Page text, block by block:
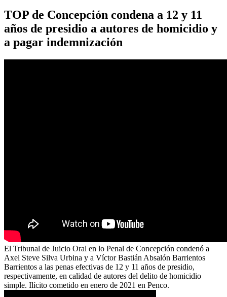
TOP de Concepción condena a 12 y 11
años de presidio a autores de homicidio y
a pagar indemnización
El Tribunal de Juicio Oral en lo Penal de Concepción condenó a
Axel Steve Silva Urbina y a Víctor Bastián Absalón Barrientos
Barrientos a las penas efectivas de 12 y 11 años de presidio,
respectivamente, en calidad de autores del delito de homicidio
simple. Ilícito cometido en enero de 2021 en Penco.